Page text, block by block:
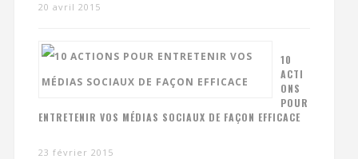
20 avril 2015
10
ACTI
ONS
POUR
ENTRETENIR VOS MÉDIAS SOCIAUX DE FAÇON EFFICACE
23 février 2015